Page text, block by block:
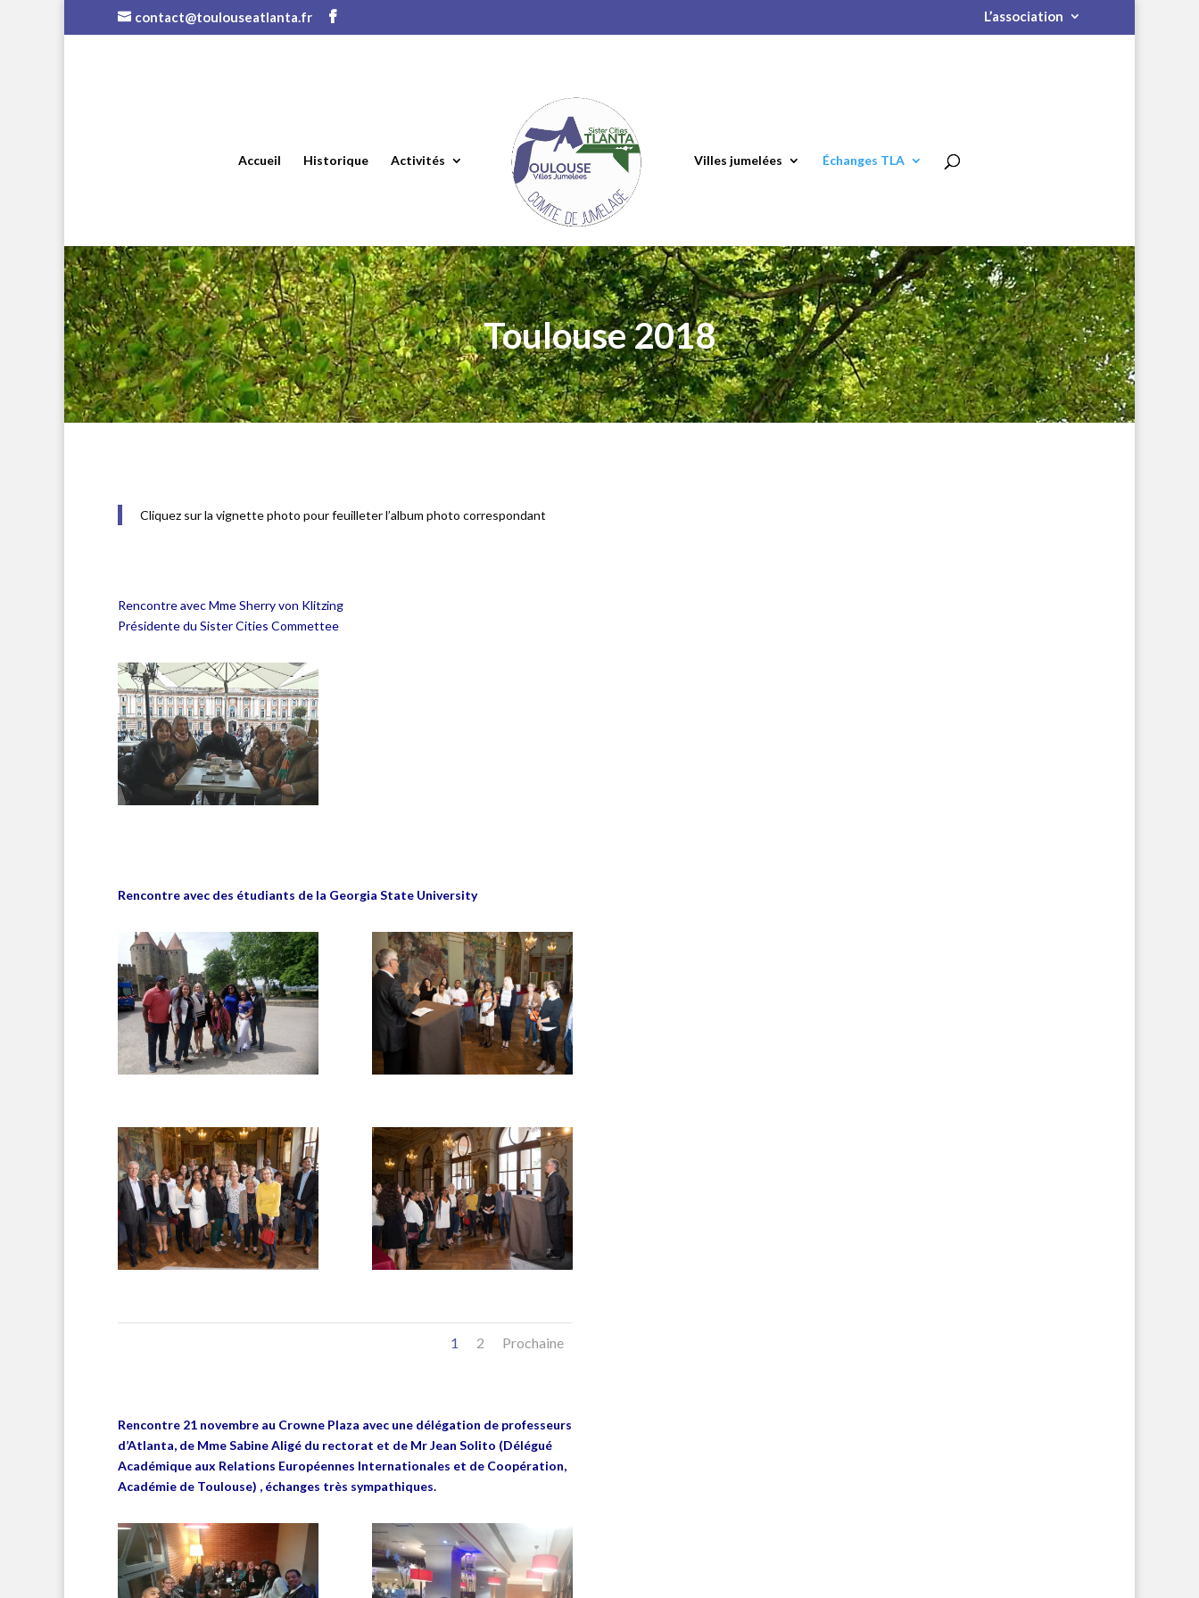
contact@toulouseatlanta.fr L’association
Accueil Historique Activités Villes jumelées Échanges TLA
Toulouse 2018
Cliquez sur la vignette photo pour feuilleter l’album photo correspondant
Rencontre avec Mme Sherry von Klitzing
Présidente du Sister Cities Commettee
Rencontre avec des étudiants de la Georgia State University
1 2 Prochaine
Rencontre 21 novembre au Crowne Plaza avec une délégation de professeurs
d’Atlanta, de Mme Sabine Aligé du rectorat et de Mr Jean Solito (Délégué
Académique aux Relations Européennes Internationales et de Coopération,
Académie de Toulouse) , échanges très sympathiques.